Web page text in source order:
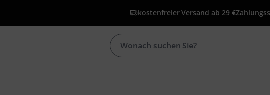
kostenfreier Versand ab 29 €